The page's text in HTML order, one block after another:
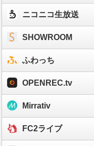
ニコニコ生放送
SHOWROOM
ふわっち
OPENREC.tv
Mirrativ
FC2ライブ